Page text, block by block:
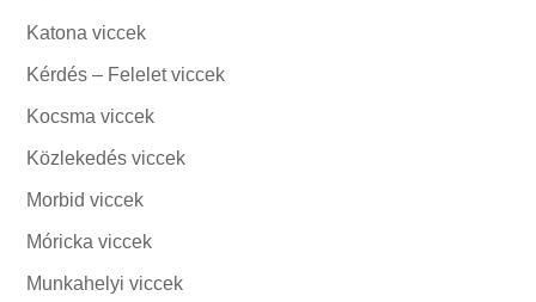
Katona viccek
Kérdés – Felelet viccek
Kocsma viccek
Közlekedés viccek
Morbid viccek
Móricka viccek
Munkahelyi viccek